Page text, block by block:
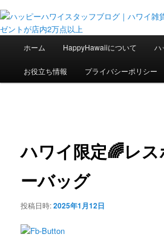
メ
メ
イ
ン
テ
ン
ツ
ホーム HappyHawaiiについて ハ
お役立ち情報 プライバシーポリシー
ハワイ限定🌈レ
ーバッグ
投稿日時:2025年1月12日